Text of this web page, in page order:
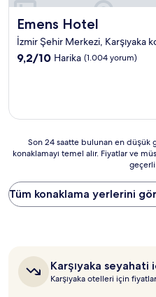
Emens Hotel
Emens Hotel
İzmir Şehir Merkezi, Karşıyaka
10
yorum)
9,2/10 Harika (1.004 yorum)
24
bulunan
en
düşük
yetişkin
için
Son 24 saatte bulunan en düşük
konaklamayı temel alır. Fiyatlar ve
Tüm konaklama yerlerini
Karşıyaka
seyahati
Karşıyaka seyahati
Karşıyaka otelleri için